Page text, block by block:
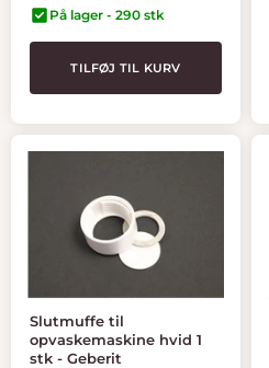
På lager - 290 stk
TILFØJ TIL KURV
Slutmuffe til
opvaskemaskine hvid 1
stk - Geberit